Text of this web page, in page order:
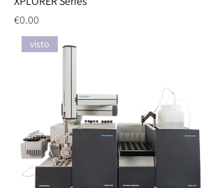
Price
€0.00
visto